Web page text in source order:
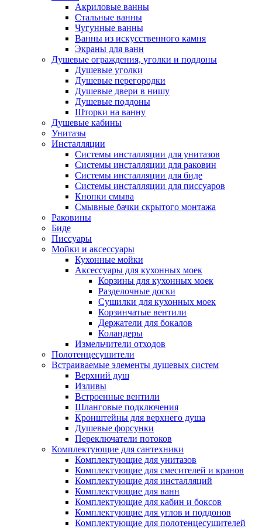
Акриловые ванны
Стальные ванны
Чугунные ванны
Ванны из искусственного камня
Экраны для ванн
Душевые ограждения, уголки и поддоны
Душевые уголки
Душевые перегородки
Душевые двери в нишу
Душевые поддоны
Шторки на ванну
Душевые кабины
Унитазы
Инсталляции
Системы инсталляции для унитазов
Системы инсталляции для раковин
Системы инсталляции для биде
Системы инсталляции для писсуаров
Кнопки смыва
Смывные бачки скрытого монтажа
Раковины
Биде
Писсуары
Мойки и аксессуары
Кухонные мойки
Аксессуары для кухонных моек
Корзины для кухонных моек
Разделочные доски
Сушилки для кухонных моек
Корзинчатые вентили
Держатели для бокалов
Коландеры
Измельчители отходов
Полотенцесушители
Встраиваемые элементы душевых систем
Верхний душ
Изливы
Встроенные вентили
Шланговые подключения
Кронштейны для верхнего душа
Душевые форсунки
Переключатели потоков
Комплектующие для сантехники
Комплектующие для унитазов
Комплектующие для смесителей и кранов
Комплектующие для инсталляций
Комплектующие для ванн
Комплектующие для кабин и боксов
Комплектующие для углов и поддонов
Комплектующие для полотенцесушителей